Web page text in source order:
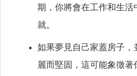
期，你將會在工作和生活
就。
如果夢見自己家蓋房子，
麗而堅固，這可能象徵著